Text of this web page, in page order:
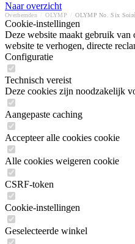
Naar overzicht
Overhemden OLYMP OLYMP No. Six
Cookie-instellingen
Deze website maakt gebruik
website te verhogen, directe
Configuratie
Technisch vereist
Deze cookies zijn noodzakelijk
Aangepaste caching
Accepteer alle cookies cookie
Alle cookies weigeren cookie
CSRF-token
Cookie-instellingen
Geselecteerde winkel